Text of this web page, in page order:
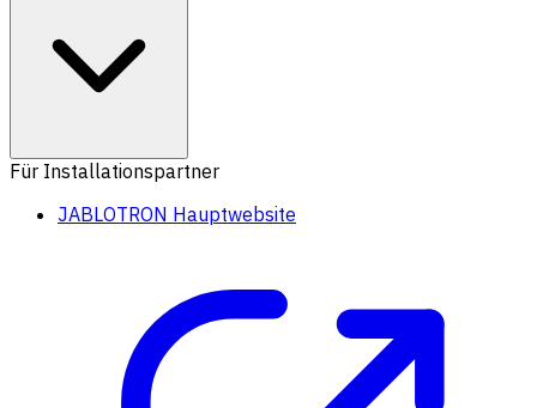
Für Installationspartner
JABLOTRON Hauptwebsite